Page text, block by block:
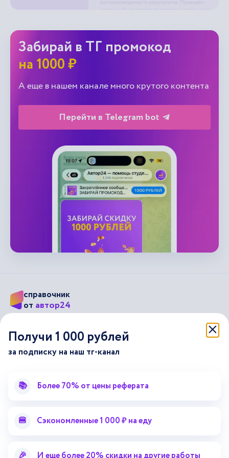
Забирай в ТГ промокод
на 1000 ₽
А еще в нашем канале много крутого контента
Перейти в Telegram bot
справочник
от автор24
Подписывайся на наши соц. сети
Лекторий
Справочник терминов
Последние статьи
Для правообладателей
Получи 1 000 рублей
за подписку на наш тг-канал
📚 Более 70% от цены реферата
🍔 Сэкономленные 1 000 ₽ на еду